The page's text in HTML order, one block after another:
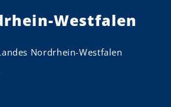
Westfalen
Nordrhein-Westfalen